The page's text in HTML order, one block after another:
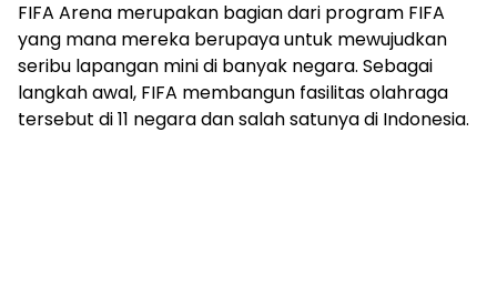
FIFA Arena merupakan bagian dari program FIFA
yang mana mereka berupaya untuk mewujudkan
seribu lapangan mini di banyak negara. Sebagai
langkah awal, FIFA membangun fasilitas olahraga
tersebut di 11 negara dan salah satunya di Indonesia.